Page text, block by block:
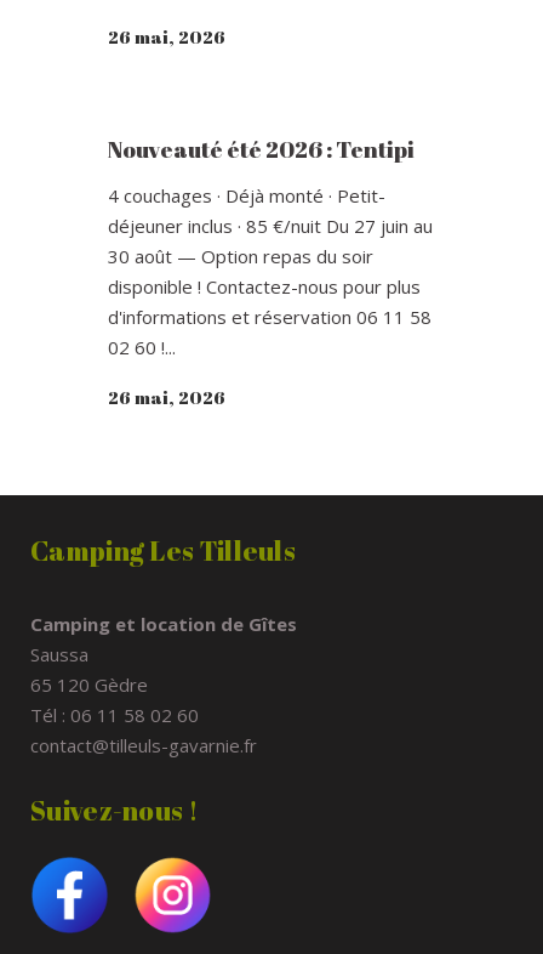
26 mai, 2026
Nouveauté été 2026 : Tentipi
4 couchages · Déjà monté · Petit-
déjeuner inclus · 85 €/nuit Du 27 juin au
30 août — Option repas du soir
disponible ! Contactez-nous pour plus
d'informations et réservation 06 11 58
02 60 !...
26 mai, 2026
Camping Les Tilleuls
Camping et location de Gîtes
Saussa
65 120 Gèdre
Tél : 06 11 58 02 60
contact@tilleuls-gavarnie.fr
Suivez-nous !